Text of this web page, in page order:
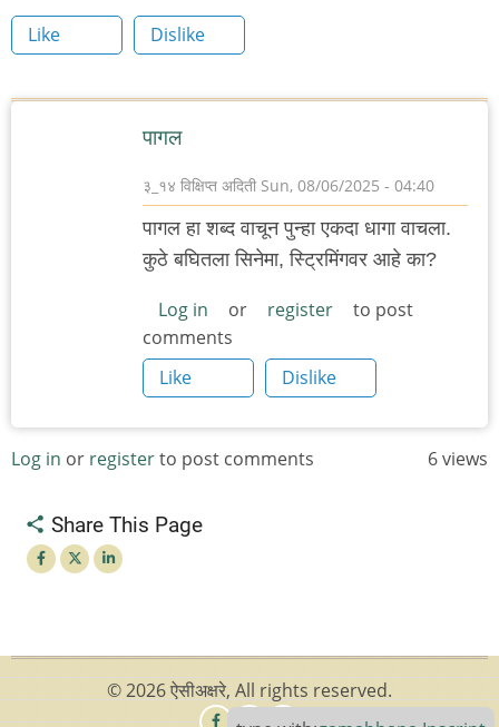
Like Dislike
पागल
३_१४ विक्षिप्त अदिती Sun, 08/06/2025 - 04:40
पागल हा शब्द वाचून पुन्हा एकदा धागा वाचला.
कुठे बघितला सिनेमा, स्ट्रिमिंगवर आहे का?
Log in or register
to post
comments
Like
Dislike
Log in or registerto post comments 6 views
Share This Page
© 2026 ऐसीअक्षरे, All rights reserved.